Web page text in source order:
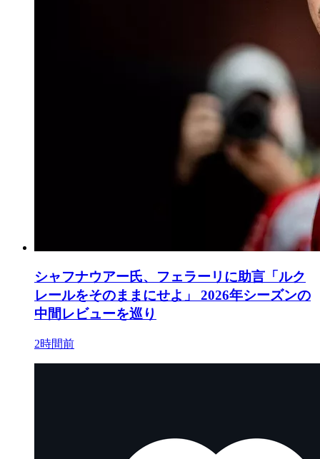
シャフナウアー氏、フェラーリに助言「ルク
レールをそのままにせよ」 2026年シーズンの
中間レビューを巡り
2時間前